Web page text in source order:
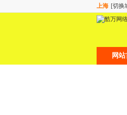
上海 [切换
网